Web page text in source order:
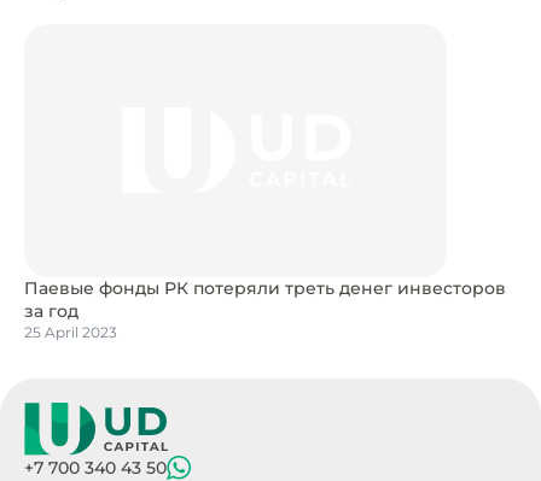
Паевые фонды РК потеряли треть денег инвесторов
за год
25 April 2023
+7 700 340 43 50